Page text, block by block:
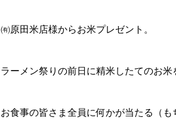
㈲原田米店様からお米プレゼント。
ラーメン祭りの前日に精米したてのお米
お食事の皆さま全員に何かが当たる（も